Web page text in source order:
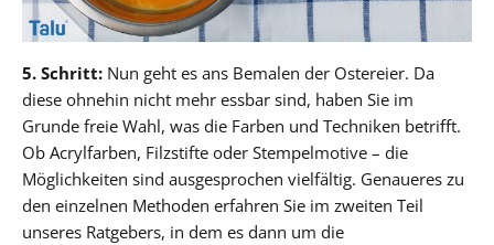
5. Schritt: Nun geht es ans Bemalen der Ostereier. Da
diese ohnehin nicht mehr essbar sind, haben Sie im
Grunde freie Wahl, was die Farben und Techniken betrifft.
Ob Acrylfarben, Filzstifte oder Stempelmotive – die
Möglichkeiten sind ausgesprochen vielfältig. Genaueres zu
den einzelnen Methoden erfahren Sie im zweiten Teil
unseres Ratgebers, in dem es dann um die